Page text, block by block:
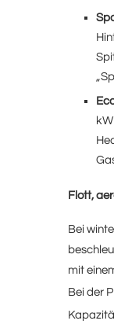
Flott,
Bei
mit
Bei der